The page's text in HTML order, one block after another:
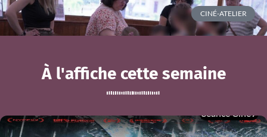
CINÉ-ATELIER
À l'affiche cette semaine